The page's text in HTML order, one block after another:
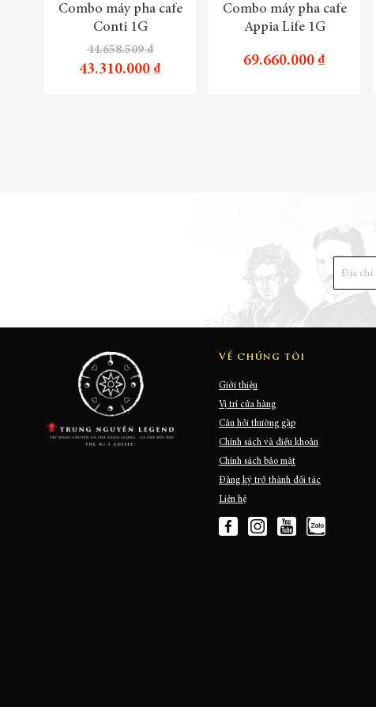
Combo máy pha cafe
Conti 1G
44.658.509 ₫
43.310.000 ₫
Combo máy pha cafe
Appia Life 1G
69.660.000 ₫
Về chúng tôi
Giới thiệu
Vị trí cửa hàng
Câu hỏi thường gặp
Chính sách và điều khoản
Chính sách bảo mật
Đăng ký trở thành đối tác
Liên hệ